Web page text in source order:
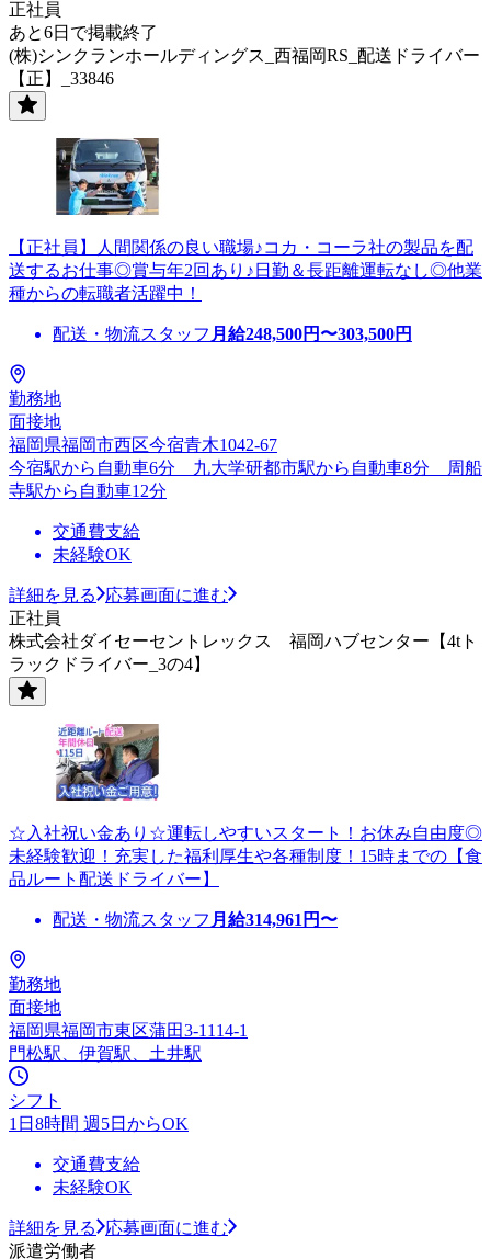
正社員
あと6日で掲載終了
(株)シンクランホールディングス_西福岡RS_配送ドライバー
【正】_33846
【正社員】人間関係の良い職場♪コカ・コーラ社の製品を配
送するお仕事◎賞与年2回あり♪日勤＆長距離運転なし◎他業
種からの転職者活躍中！
配送・物流スタッフ 月給248,500円〜303,500円
勤務地
面接地
福岡県福岡市西区今宿青木1042-67
今宿駅から自動車6分 九大学研都市駅から自動車8分 周船
寺駅から自動車12分
交通費支給
未経験OK
詳細を見る
応募画面に進む
正社員
株式会社ダイセーセントレックス 福岡ハブセンター【4tト
ラックドライバー_3の4】
☆入社祝い金あり☆運転しやすいスタート！お休み自由度◎
未経験歓迎！充実した福利厚生や各種制度！15時までの【食
品ルート配送ドライバー】
配送・物流スタッフ 月給314,961 円〜
勤務地
面接地
福岡県福岡市東区蒲田3-1114-1
門松駅、伊賀駅、土井駅
シフト
1日8時間 週5日からOK
交通費支給
未経験OK
詳細を見る
応募画面に進む
派遣労働者